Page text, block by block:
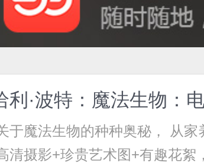
利·波特：魔法生物：
家养小精灵到匈牙利树蜂，再到嗅嗅！ 华纳兄弟授权官方中文版，“哈利·波特”爱
清摄影+珍贵艺术图+有趣花